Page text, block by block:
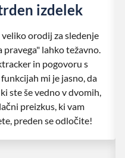
izdelek
orodij za sledenje
lahko težavno.
in pogovoru s
mi je jasno, da
ste še vedno v dvomih,
preizkus, ki vam
preden se odločite!